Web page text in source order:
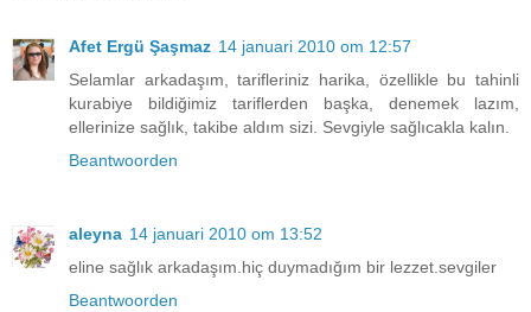
Afet Ergü Şaşmaz 14 januari 2010 om 12:57
Selamlar arkadaşım, tarifleriniz harika, özellikle bu tahinli
kurabiye bildiğimiz tariflerden başka, denemek lazım,
ellerinize sağlık, takibe aldım sizi. Sevgiyle sağlıcakla kalın.
Beantwoorden
aleyna 14 januari 2010 om 13:52
eline sağlık arkadaşım.hiç duymadığım bir lezzet.sevgiler
Beantwoorden